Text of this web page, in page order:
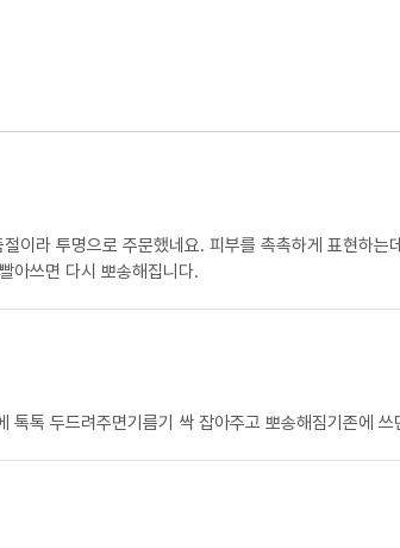
이라 투명으로 주문했네요. 피부를 촉촉하게 표현하
아쓰면 다시 뽀송해집니다.
톡톡 두드려주면기름기 싹 잡아주고 뽀송해짐기존에